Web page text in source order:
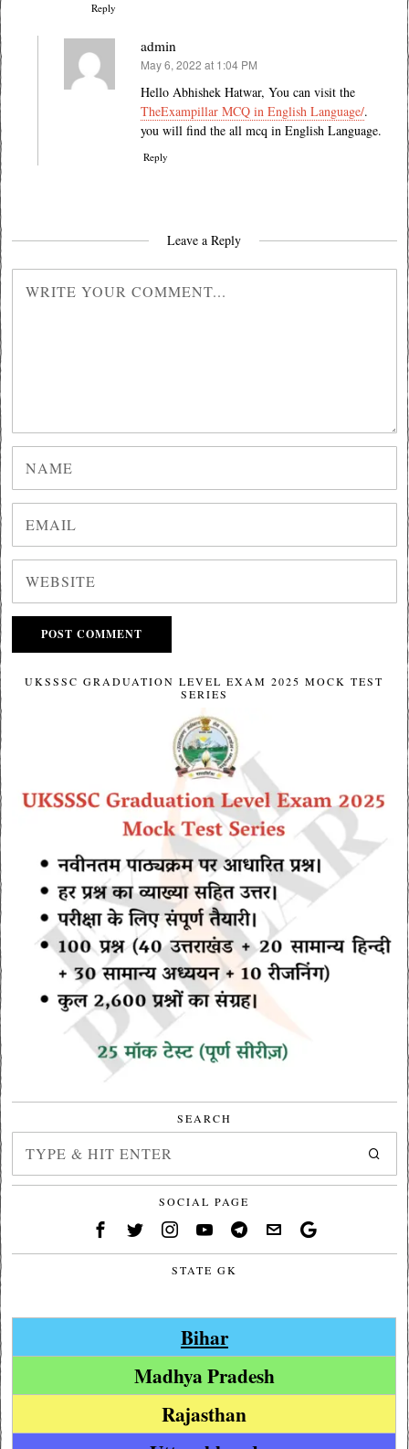
Reply
admin
says:
May 6, 2022 at 1:04 PM
Hello Abhishek Hatwar, You can visit the
TheExampillar MCQ in English Language/.
you will find the all mcq in English Language.
Reply
Leave a Reply
UKSSSC GRADUATION LEVEL EXAM 2025 MOCK TEST
SERIES
SEARCH
SOCIAL PAGE
STATE GK
Bihar
Madhya Pradesh
Rajasthan